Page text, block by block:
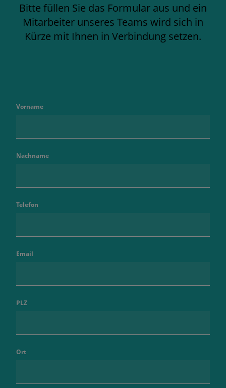
Bitte füllen Sie das Formular aus und ein
Mitarbeiter unseres Teams wird sich in
Kürze mit Ihnen in Verbindung setzen.
Vorname
Nachname
Telefon
Email
PLZ
Ort